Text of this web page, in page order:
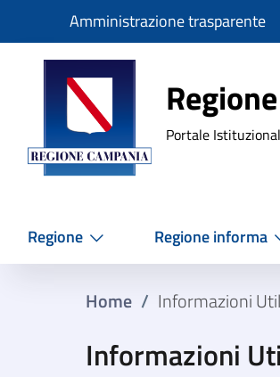
SlimAmministrazione trasparente
Portale
Regione Regione informa
Home / Informazioni
Informazioni